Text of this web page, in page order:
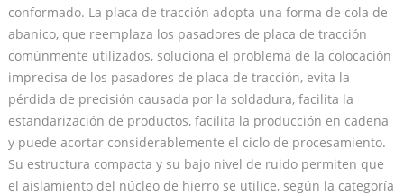
conformado. La placa de tracción adopta una forma de cola de
abanico, que reemplaza los pasadores de placa de tracción
comúnmente utilizados, soluciona el problema de la colocación
imprecisa de los pasadores de placa de tracción, evita la
pérdida de precisión causada por la soldadura, facilita la
estandarización de productos, facilita la producción en cadena
y puede acortar considerablemente el ciclo de procesamiento.
Su estructura compacta y su bajo nivel de ruido permiten que
el aislamiento del núcleo de hierro se utilice, según la categoría